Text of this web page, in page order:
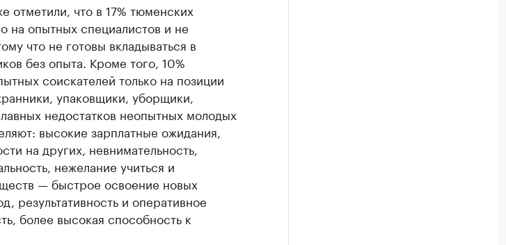
отметили, что в 17% тюменских
на опытных специалистов и не
что не готовы вкладываться в
без опыта. Кроме того, 10%
соискателей только на позиции
упаковщики, уборщики,
недостатков неопытных молодых
высокие зарплатные ожидания,
на других, невнимательность,
нежелание учиться и
— быстрое освоение новых
результативность и оперативное
более высокая способность к